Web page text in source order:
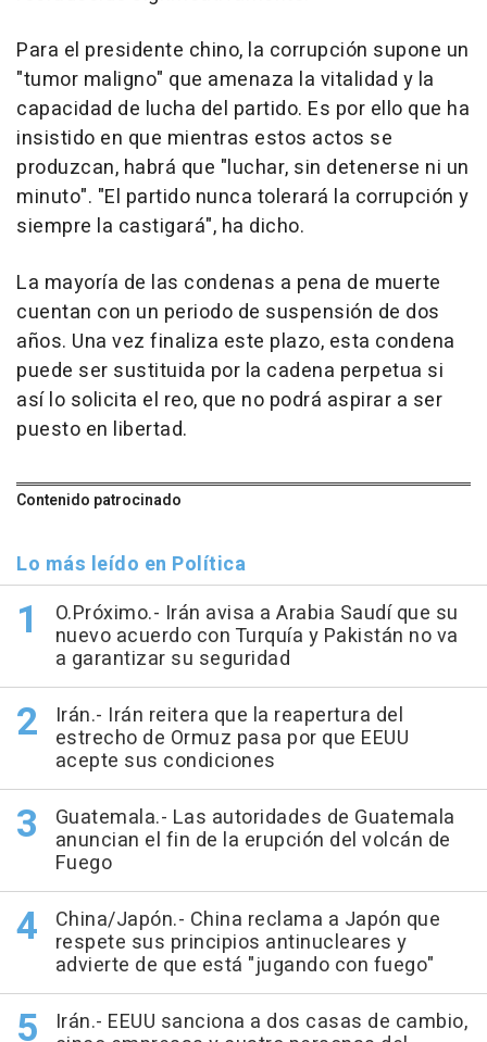
Para el presidente chino, la corrupción supone un
"tumor maligno" que amenaza la vitalidad y la
capacidad de lucha del partido. Es por ello que ha
insistido en que mientras estos actos se
produzcan, habrá que "luchar, sin detenerse ni un
minuto". "El partido nunca tolerará la corrupción y
siempre la castigará", ha dicho.
La mayoría de las condenas a pena de muerte
cuentan con un periodo de suspensión de dos
años. Una vez finaliza este plazo, esta condena
puede ser sustituida por la cadena perpetua si
así lo solicita el reo, que no podrá aspirar a ser
puesto en libertad.
Contenido patrocinado
Lo más leído en Política
O.Próximo.- Irán avisa a Arabia Saudí que su
nuevo acuerdo con Turquía y Pakistán no va
a garantizar su seguridad
Irán.- Irán reitera que la reapertura del
estrecho de Ormuz pasa por que EEUU
acepte sus condiciones
Guatemala.- Las autoridades de Guatemala
anuncian el fin de la erupción del volcán de
Fuego
China/Japón.- China reclama a Japón que
respete sus principios antinucleares y
advierte de que está "jugando con fuego"
Irán.- EEUU sanciona a dos casas de cambio,